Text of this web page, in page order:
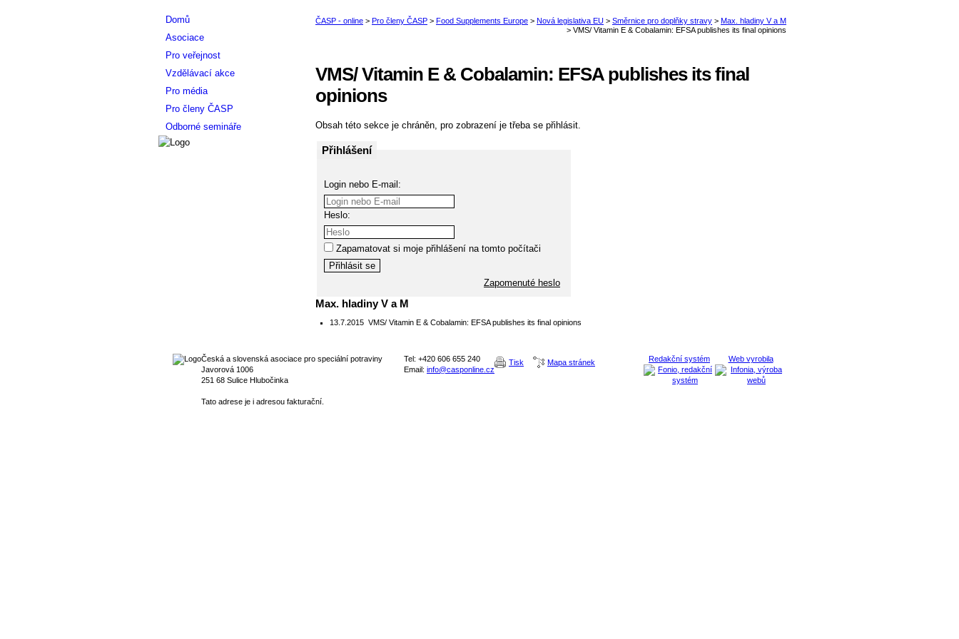
VMS/ Vitamin E & Cobalamin: EFSA publishes its final
opinions
Obsah této sekce je chráněn, pro zobrazení je třeba se přihlásit.
Přihlášení
Login nebo E-mail:
Heslo:
Zapamatovat si moje přihlášení na tomto počítači
Zapomenuté heslo
Max. hladiny V a M
13.7.2015 VMS/ Vitamin E & Cobalamin: EFSA publishes its final opinions
Domů
Asociace
Pro veřejnost
Vzdělávací akce
Pro média
Pro členy ČASP
Odborné semináře
Redakční systém Web vyrobila
Česká a slovenská asociace pro speciální potraviny
Javorová 1006
251 68 Sulice Hlubočinka
Tato adrese je i adresou fakturační.
Tel: +420 606 655 240
Email: info@casponline.cz
Tisk Mapa stránek